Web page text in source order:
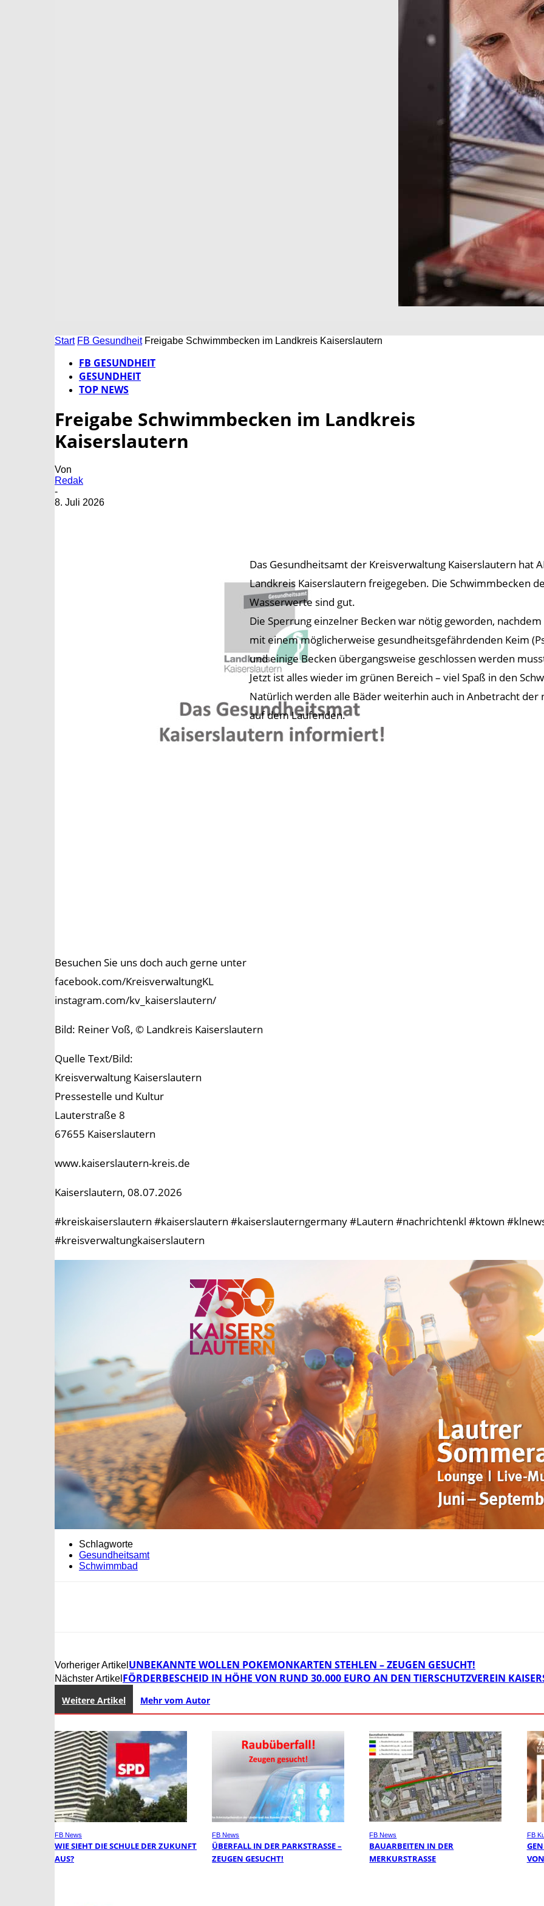
Start FB Gesundheit Freigabe Schwimmbecken im Landkreis Kaiserslautern
FB GESUNDHEIT
GESUNDHEIT
TOP NEWS
Freigabe Schwimmbecken im Landkreis
Kaiserslautern
Von
Redak
-
8. Juli 2026
Das Gesundheitsamt der Kreisverwaltung Kaiserslautern hat
Landkreis Kaiserslautern freigegeben. Die Schwimmbecken
Wasserwerte sind gut.
Die Sperrung einzelner Becken war nötig geworden,
mit einem möglicherweise gesundheitsgefährdenden Keim
und einige Becken übergangsweise geschlossen werden
Jetzt ist alles wieder im grünen Bereich – viel Spaß in den
Natürlich werden alle Bäder weiterhin auch in Anbetracht
auf dem Laufenden.
Besuchen Sie uns doch auch gerne unter
facebook.com/KreisverwaltungKL
instagram.com/kv_kaiserslautern/
Bild: Reiner Voß, © Landkreis Kaiserslautern
Quelle Text/Bild:
Kreisverwaltung Kaiserslautern
Pressestelle und Kultur
Lauterstraße 8
67655 Kaiserslautern
www.kaiserslautern-kreis.de
Kaiserslautern, 08.07.2026
#kreiskaiserslautern #kaiserslautern #kaiserslauterngermany #Lautern #nachrichtenkl #ktown
#kreisverwaltungkaiserslautern
Schlagworte
Gesundheitsamt
Schwimmbad
Vorheriger Artikel UNBEKANNTE WOLLEN POKEMONKARTEN STEHLEN – ZEUGEN GESUCHT!
Nächster Artikel FÖRDERBESCHEID IN HÖHE VON RUND 30.000 EURO AN DEN TIERSCHUTZVEREIN
Weitere Artikel Mehr vom Autor
FB News
WIE SIEHT DIE SCHULE DER ZUKUNFT
AUS?
FB News
ÜBERFALL IN DER PARKSTRASSE – Z
EUGEN GESUCHT!
FB News
BAUARBEITEN IN DER
MERKURSTRASSE
FB